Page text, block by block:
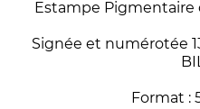
Estampe Pigmentaire
Signée et numérotée
Format :